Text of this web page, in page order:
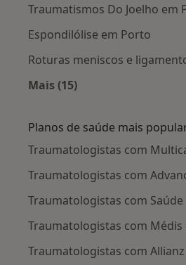
Traumatismos Do Joelho em
Espondilólise em Porto
Roturas meniscos e
Mais (15)
Planos de saúde mais
Traumatologistas com
Traumatologistas com
Traumatologistas com
Traumatologistas com Médis
Traumatologistas com